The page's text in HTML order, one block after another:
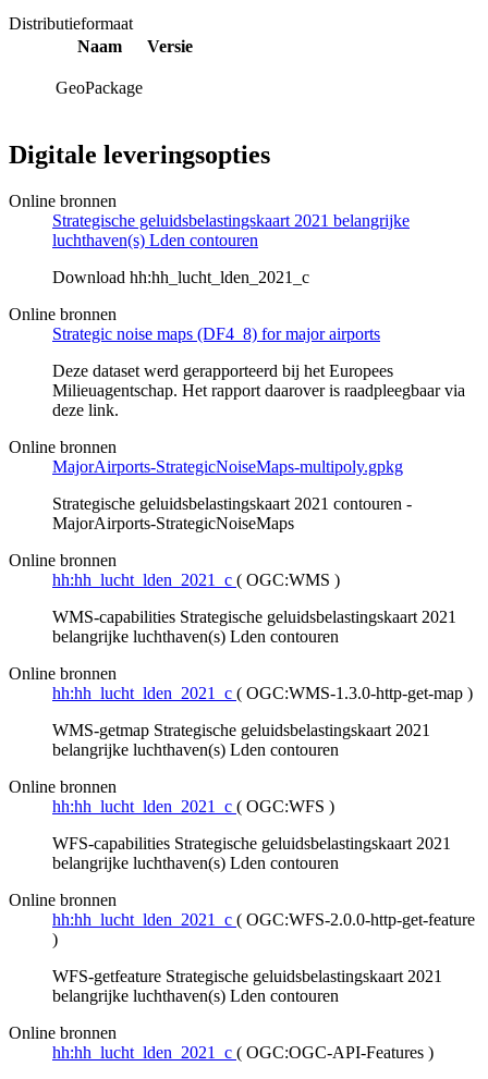
Distributieformaat
Naam
Versie
GeoPackage
Digitale leveringsopties
Online bronnen
Strategische geluidsbelastingskaart 2021 belangrijke
luchthaven(s) Lden contouren
Download hh:hh_lucht_lden_2021_c
Online bronnen
Strategic noise maps (DF4_8) for major airports
Deze dataset werd gerapporteerd bij het Europees
Milieuagentschap. Het rapport daarover is raadpleegbaar via
deze link.
Online bronnen
MajorAirports-StrategicNoiseMaps-multipoly.gpkg
Strategische geluidsbelastingskaart 2021 contouren -
MajorAirports-StrategicNoiseMaps
Online bronnen
hh:hh_lucht_lden_2021_c ( OGC:WMS )
WMS-capabilities Strategische geluidsbelastingskaart 2021
belangrijke luchthaven(s) Lden contouren
Online bronnen
hh:hh_lucht_lden_2021_c ( OGC:WMS-1.3.0-http-get-map )
WMS-getmap Strategische geluidsbelastingskaart 2021
belangrijke luchthaven(s) Lden contouren
Online bronnen
hh:hh_lucht_lden_2021_c ( OGC:WFS )
WFS-capabilities Strategische geluidsbelastingskaart 2021
belangrijke luchthaven(s) Lden contouren
Online bronnen
hh:hh_lucht_lden_2021_c ( OGC:WFS-2.0.0-http-get-feature
)
WFS-getfeature Strategische geluidsbelastingskaart 2021
belangrijke luchthaven(s) Lden contouren
Online bronnen
hh:hh_lucht_lden_2021_c ( OGC:OGC-API-Features )